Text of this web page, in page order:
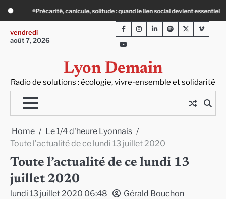
Skip
content
le lien social devient essentiel « Ça chauffe » : des acteurs du
vendredi
août 7, 2026
Lyon Demain
Radio de solutions : écologie, vivre-ensemble et solidarité
FacebookInstagram
LinkedInSpotifyTwitterViméo
Youtube
Home
Le 1/4 d'heure Lyonnais
Toute l’actualité de ce lundi 13 juillet 2020
Toute l’actualité de ce lundi 13
juillet 2020
lundi 13 juillet 2020 06:48 Gérald Bouchon